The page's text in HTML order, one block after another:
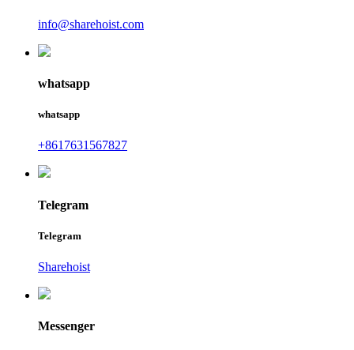
info@sharehoist.com
whatsapp
whatsapp
+8617631567827
Telegram
Telegram
Sharehoist
Messenger